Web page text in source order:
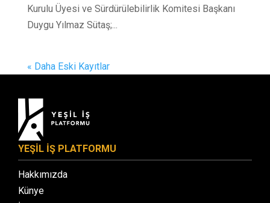
Kurulu Üyesi ve Sürdürülebilirlik Komitesi Başkanı
Duygu Yılmaz Sütaş;...
« Daha Eski Kayıtlar
YEŞİL İŞ PLATFORMU
Hakkımızda
Künye